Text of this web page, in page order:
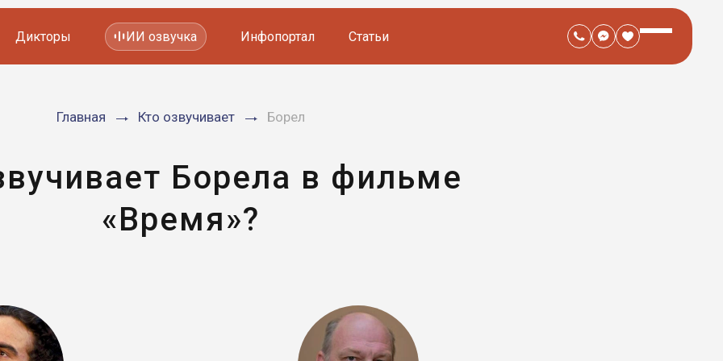
Мультфильмов
Дикторы ИИ озвучка Инфопортал Статьи
Главная Кто озвучивает Борел
Борела в фильме
«Время»?